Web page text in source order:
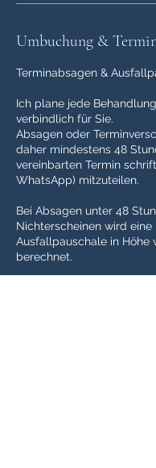
Umbuchung &
Terminabsagen &
Ich plane jede
verbindlich für Sie.
Absagen oder
daher mindestens 48
vereinbarten Termin
WhatsApp) mitzuteilen.
Bei Absagen unter 48
Nichterscheinen wird eine
Ausfallpauschale in Höhe
berechnet.